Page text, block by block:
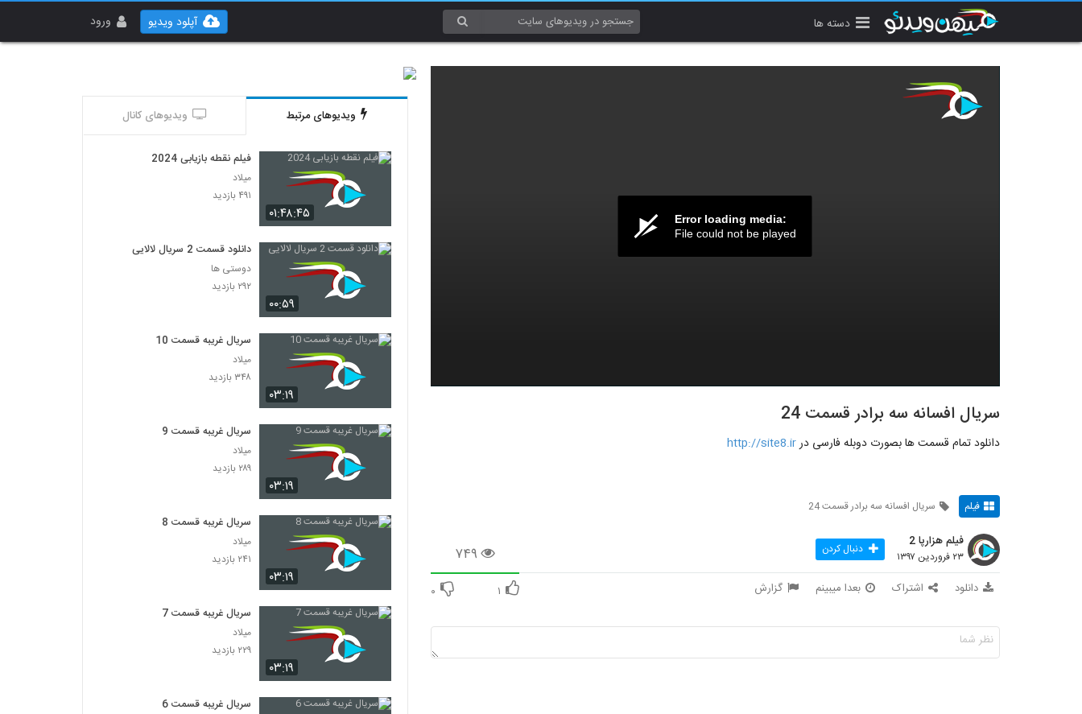
دسته ها ورود آپلود ویدیو
Error loading media:
File could not be played
سریال افسانه سه برادر قسمت 24
دانلود تمام قسمت ها بصورت دوبله فارسی درhttp://site8.ir
فیلم سریال افسانه سه برادر قسمت 24
۷۴۹
فیلم هزارپا 2
۲۳ فروردین ۱۳۹۷ دنبال کردن
دانلود اشتراک بعدا میبینم گزارش ۱ ۰
ویدیوهای مرتبط ویدیوهای کانال
۰۱:۴۸:۴۵
فیلم نقطه بازیابی 2024
میلاد
۴۹۱ بازدید
۰۰:۵۹
دانلود قسمت 2 سریال لالایی
دوستی ها
۲۹۲ بازدید
۰۳:۱۹
سریال غریبه قسمت 10
میلاد
۳۴۸ بازدید
۰۳:۱۹
سریال غریبه قسمت 9
میلاد
۲۸۹ بازدید
۰۳:۱۹
سریال غریبه قسمت 8
میلاد
۲۴۱ بازدید
۰۳:۱۹
سریال غریبه قسمت 7
میلاد
۲۲۹ بازدید
سریال غریبه قسمت 6